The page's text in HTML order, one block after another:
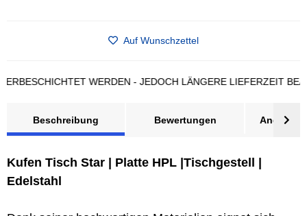
Auf Wunschzettel
WERDEN - JEDOCH LÄNGERE LIEFERZEIT
Beschreibung Bewertungen Angebot
Kufen Tisch Star | Platte HPL |Tischgestell |
Edelstahl